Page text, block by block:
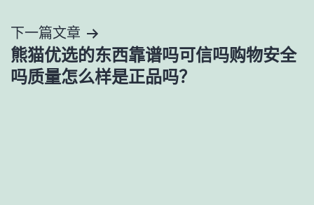
航
下一篇文章
熊猫优选的东西靠谱吗可信吗购物安全
吗质量怎么样是正品吗？